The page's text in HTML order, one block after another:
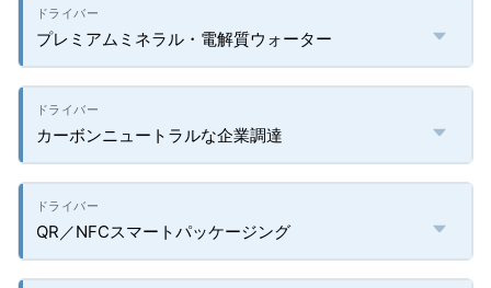
プレミアムミネラル・電解質ウォーター
カーボンニュートラルな企業調達
QR／NFCスマートパッケージング